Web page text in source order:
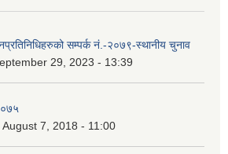
सम्पर्क नं.-२०७९-स्थानीय चुनाव
29, 2023 - 13:39
August 7, 2018 - 11:00